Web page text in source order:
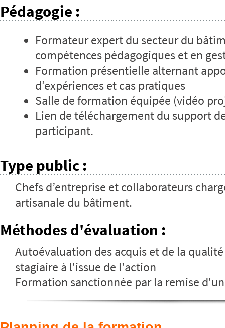
Pédagogie :
Formateur expert du secteur du
compétences pédagogiques et en
Formation présentielle alternant
d’expériences et cas pratiques
Salle de formation équipée (vidéo
Lien de téléchargement du support
participant.
Type public :
Chefs d’entreprise et collaborateurs
artisanale du bâtiment.
Méthodes d'évaluation :
Autoévaluation des acquis et de la
stagiaire à l'issue de l'action
Formation sanctionnée par la remise